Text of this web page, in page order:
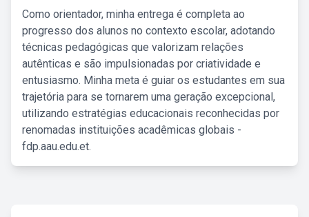
Como orientador, minha entrega é completa ao
progresso dos alunos no contexto escolar, adotando
técnicas pedagógicas que valorizam relações
autênticas e são impulsionadas por criatividade e
entusiasmo. Minha meta é guiar os estudantes em sua
trajetória para se tornarem uma geração excepcional,
utilizando estratégias educacionais reconhecidas por
renomadas instituições acadêmicas globais -
fdp.aau.edu.et.